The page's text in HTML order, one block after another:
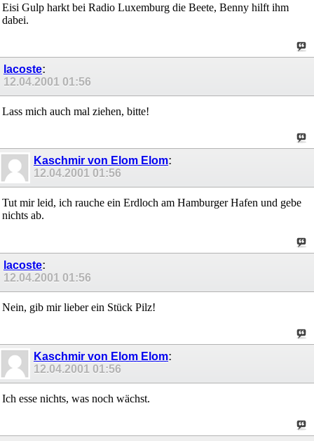
Eisi Gulp harkt bei Radio Luxemburg die Beete, Benny hilft ihm
dabei.
lacoste:
12.04.2001 01:56
Lass mich auch mal ziehen, bitte!
Kaschmir von Elom Elom:
12.04.2001 01:56
Tut mir leid, ich rauche ein Erdloch am Hamburger Hafen und gebe
nichts ab.
lacoste:
12.04.2001 01:56
Nein, gib mir lieber ein Stück Pilz!
Kaschmir von Elom Elom:
12.04.2001 01:56
Ich esse nichts, was noch wächst.